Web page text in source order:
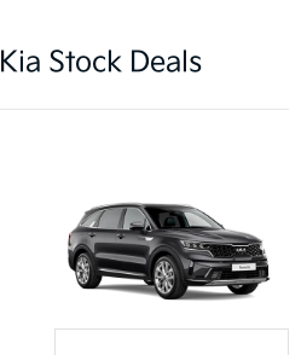
Kia Stock Deals